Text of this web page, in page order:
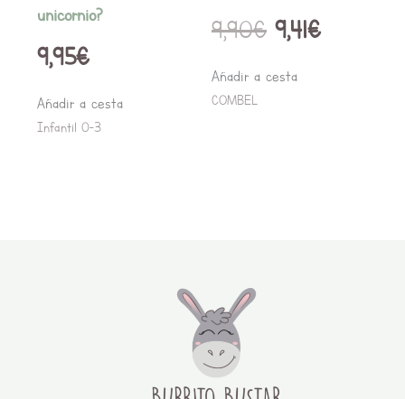
unicornio?
9,95€
Añadir a cesta
Infantil 0-3
9,90€ 9,41€
Añadir a cesta
COMBEL